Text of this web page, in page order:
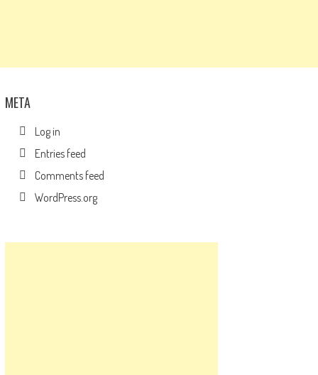
META
Log in
Entries feed
Comments feed
WordPress.org